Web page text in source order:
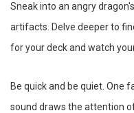
Sneak into an angry
artifacts. Delve deeper to
for your deck and watch
Be quick and be quiet. One
sound draws the attention